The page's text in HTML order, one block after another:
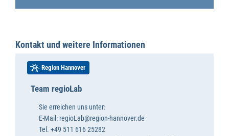
Kontakt und weitere Informationen
Region Hannover
Team regioLab
Sie erreichen uns unter:
E-Mail: regioLab@region-hannover.de
Tel. +49 511 616 25282